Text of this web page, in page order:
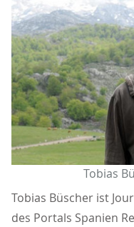
Tobias
Tobias Büscher ist
des Portals Spanien